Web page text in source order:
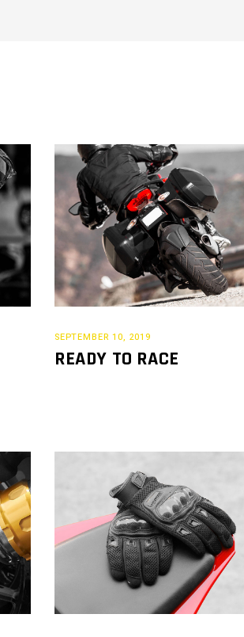
SEPTEMBER 10, 2019
READY TO RACE